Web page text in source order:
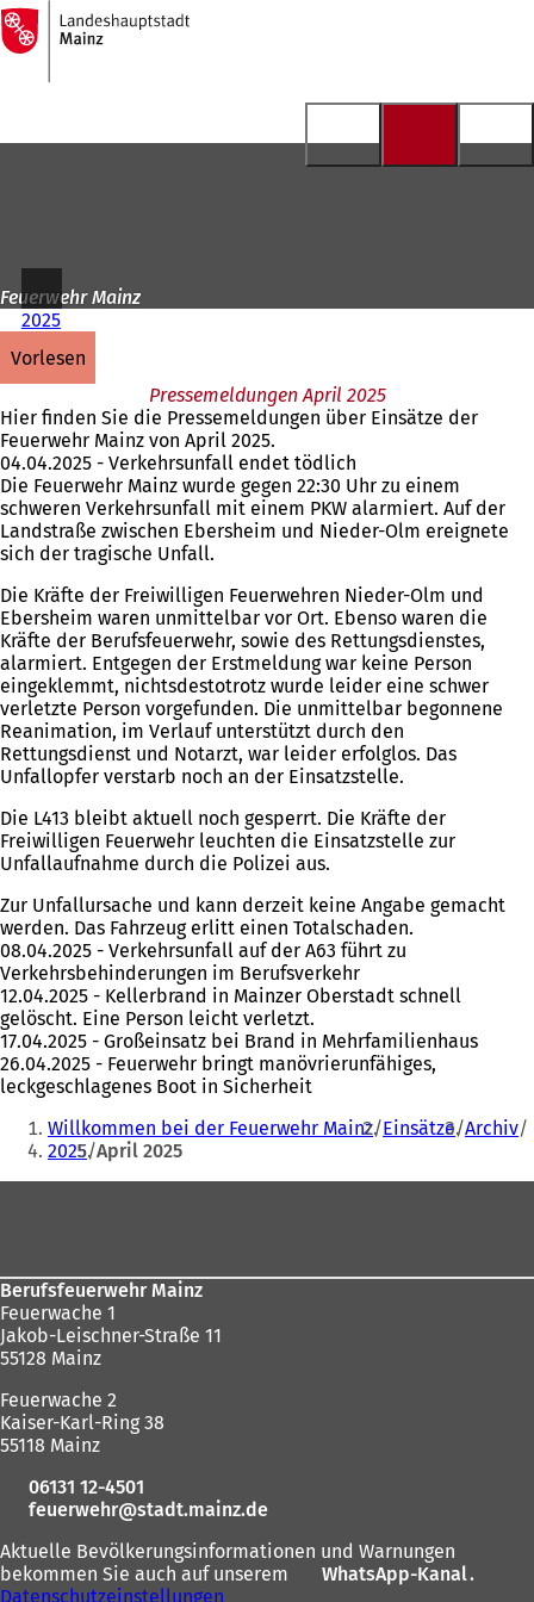
Inhalt anspringen
Zur
Startseite
Feuerwehr Mainz
2025
vorlesen
Pressemeldungen April 2025
Hier finden Sie die Pressemeldungen über Einsätze der
Feuerwehr Mainz von April 2025.
04.04.2025 - Verkehrsunfall endet tödlich
Die Feuerwehr Mainz wurde gegen 22:30 Uhr zu einem
schweren Verkehrsunfall mit einem PKW alarmiert. Auf der
Landstraße zwischen Ebersheim und Nieder-Olm ereignete
sich der tragische Unfall.
Die Kräfte der Freiwilligen Feuerwehren Nieder-Olm und
Ebersheim waren unmittelbar vor Ort. Ebenso waren die
Kräfte der Berufsfeuerwehr, sowie des Rettungsdienstes,
alarmiert. Entgegen der Erstmeldung war keine Person
eingeklemmt, nichtsdestotrotz wurde leider eine schwer
verletzte Person vorgefunden. Die unmittelbar begonnene
Reanimation, im Verlauf unterstützt durch den
Rettungsdienst und Notarzt, war leider erfolglos. Das
Unfallopfer verstarb noch an der Einsatzstelle.
Die L413 bleibt aktuell noch gesperrt. Die Kräfte der
Freiwilligen Feuerwehr leuchten die Einsatzstelle zur
Unfallaufnahme durch die Polizei aus.
Zur Unfallursache und kann derzeit keine Angabe gemacht
werden. Das Fahrzeug erlitt einen Totalschaden.
08.04.2025 - Verkehrsunfall auf der A63 führt zu
Verkehrsbehinderungen im Berufsverkehr
12.04.2025 - Kellerbrand in Mainzer Oberstadt schnell
gelöscht. Eine Person leicht verletzt.
17.04.2025 - Großeinsatz bei Brand in Mehrfamilienhaus
26.04.2025 - Feuerwehr bringt manövrierunfähiges,
leckgeschlagenes Boot in Sicherheit
Sie
befinden
sich
Willkommen bei der Feuerwehr Mainz Einsätze Archiv
2025 April 2025
Berufsfeuerwehr Mainz
Feuerwache 1
Jakob-Leischner-Straße 11
55128 Mainz
Feuerwache 2
Kaiser-Karl-Ring 38
55118 Mainz
06131 12-4501
feuerwehr
stadt.mainz de
Aktuelle Bevölkerungsinformationen und Warnungen
bekommen Sie auch auf unserem
WhatsApp-Kanal(.
Datenschutzeinstellungen